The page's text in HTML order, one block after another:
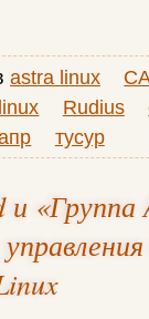
astra linux
linux Rudius
тусур
и